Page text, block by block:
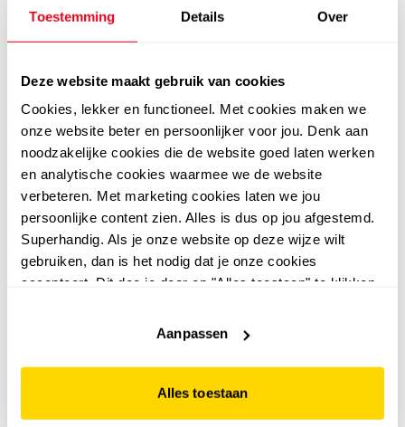
Toestemming Details Over
Deze website maakt gebruik van cookies
Cookies, lekker en functioneel. Met cookies maken we
onze website beter en persoonlijker voor jou. Denk aan
noodzakelijke cookies die de website goed laten werken
en analytische cookies waarmee we de website
verbeteren. Met marketing cookies laten we jou
persoonlijke content zien. Alles is dus op jou afgestemd.
Superhandig. Als je onze website op deze wijze wilt
gebruiken, dan is het nodig dat je onze cookies
accepteert. Dit doe je door op "Alles toestaan" te klikken.
website niet optimaal functioneert.
Aanpassen
Alles toestaan